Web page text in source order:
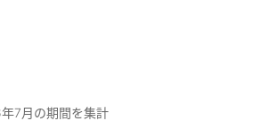
ネジメント支援の分野
かがやけば、世界はきっと豊かになる」
7月の期間を集計